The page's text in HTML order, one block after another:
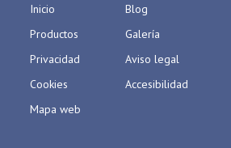
Inicio
Blog
Productos
Galería
Privacidad
Aviso legal
Cookies
Accesibilidad
Mapa web